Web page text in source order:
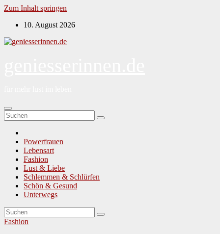
Zum Inhalt springen
10. August 2026
Powerfrauen
Lebensart
Fashion
Lust & Liebe
Schlemmen & Schlürfen
Schön & Gesund
Unterwegs
Fashion